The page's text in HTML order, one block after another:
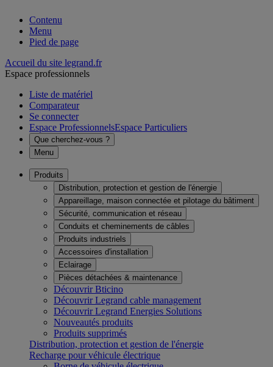
Contenu
Menu
Pied de page
Accueil du site legrand.fr
Espace professionnels
Liste de matériel
Comparateur
Se connecter
Espace ProfessionnelsEspace Particuliers
Que cherchez-vous ?
Menu
Produits
Distribution, protection et gestion de l'énergie
Appareillage, maison connectée et pilotage du bâtiment
Sécurité, communication et réseau
Conduits et cheminements de câbles
Produits industriels
Accessoires d'installation
Eclairage
Pièces détachées & maintenance
Découvrir Bticino
Découvrir Legrand cable management
Découvrir Legrand Energies Solutions
Nouveautés produits
Produits supprimés
Distribution, protection et gestion de l'énergie
Recharge pour véhicule électrique